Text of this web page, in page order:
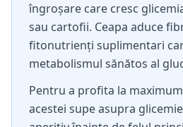
îngroșare care cresc
sau cartofii. Ceapa aduce
fitonutrienți suplimentari
metabolismul sănătos al
Pentru a profita la
acestei supe asupra